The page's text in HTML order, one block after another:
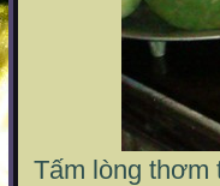
Tấm lòng thơm